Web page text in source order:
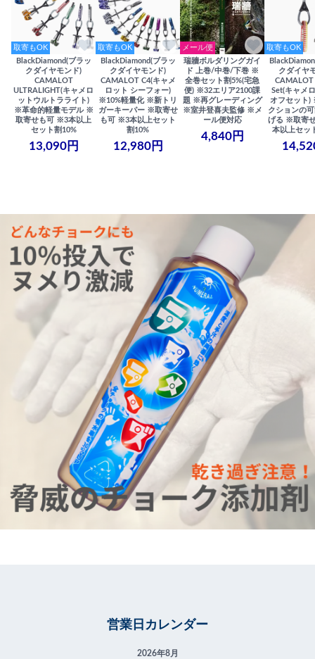
取寄もOK
BlackDiamond(ブラッ
クダイヤモンド)
CAMALOT
ULTRALIGHT(キャメロ
ットウルトラライト)
※革命的軽量モデル ※
取寄せも可 ※3本以上
セット割10%
13,090円
取寄もOK
BlackDiamond(ブラッ
クダイヤモンド)
CAMALOT C4(キャメ
ロット シーフォー)
※10%軽量化 ※新トリ
ガーキーパー ※取寄せ
も可 ※3本以上セット
割10%
12,980円
メール便
瑞牆ボルダリングガイ
ド 上巻/中巻/下巻 ※
全巻セット割5%(宅急
便) ※32エリア2100課
題 ※再グレーディング
※室井登喜夫監修 ※メ
ール便対応
4,840円
取寄もOK
クダイヤ
Set(キャメ
オフセット)
クションの
げる ※取寄
本以上セッ
営業日カレンダー
2026年8月